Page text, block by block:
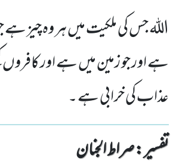
اللہ جس کی ملکیت میں ہر وہ چیز
ہے اور جو زمین میں ہے اور
عذاب کی خرابی ہے ۔
تفسیر : ‎صراط الجنان